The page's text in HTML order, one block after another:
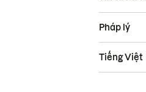
Pháp lý
Tiếng Việt